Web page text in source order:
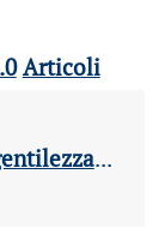
Articoli
...